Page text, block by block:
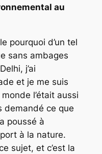
au
pourquoi d’un tel
sans ambages
j’ai
et je me suis
l’était aussi
demandé ce que
poussé à
à la nature.
sujet, et c’est la